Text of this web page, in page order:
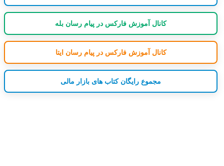
کانال آموزش فارکس در پیام رسان بله
کانال آموزش فارکس در پیام رسان ایتا
مجموع رایگان کتاب های بازار مالی